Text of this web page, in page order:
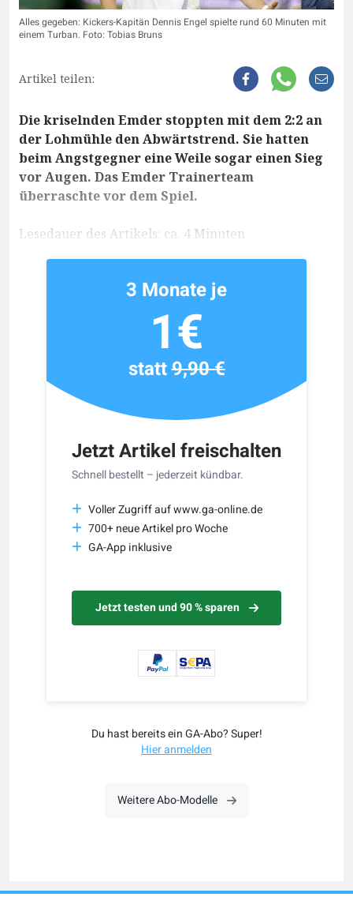
Alles gegeben: Kickers-Kapitän Dennis Engel spielte rund 60 Minuten mit
einem Turban. Foto: Tobias Bruns
Artikel teilen:
Die kriselnden Emder stoppten mit dem 2:2 an
der Lohmühle den Abwärtstrend. Sie hatten
beim Angstgegner eine Weile sogar einen Sieg
vor Augen. Das Emder Trainerteam
überraschte vor dem Spiel.
Lesedauer des Artikels: ca. 4 Minuten
Jetzt Artikel freischalten
Schnell bestellt – jederzeit kündbar.
Voller Zugriff auf www.ga-online.de
700+ neue Artikel pro Woche
GA-App inklusive
Jetzt testen und 90 % sparen
3 Monate je
1€
statt9,90 €
Du hast bereits ein GA-Abo? Super!
Hier anmelden
Weitere Abo-Modelle